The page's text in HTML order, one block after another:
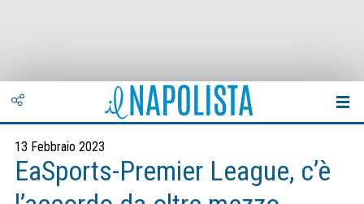
13 Febbraio 2023
EaSports-Premier League, c’è